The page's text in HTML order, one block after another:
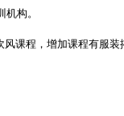
构。
课程，增加课程有服